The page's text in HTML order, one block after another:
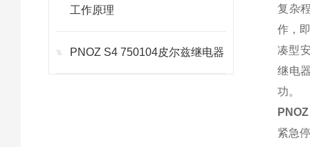
工作原理
PNOZ S4 750104皮尔兹继电器
复杂
作，
凑型
继电
功。
紧急